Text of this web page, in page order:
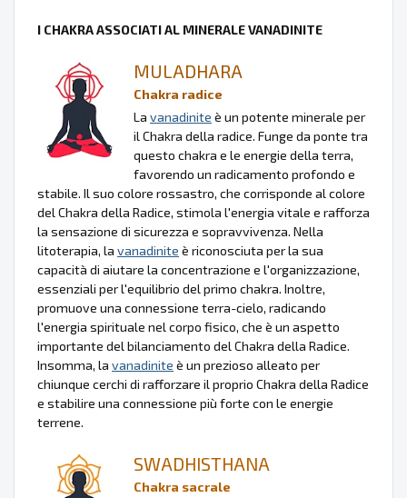
I CHAKRA ASSOCIATI AL MINERALE VANADINITE
MULADHARA
Chakra radice
La vanadinite è un potente minerale per
il Chakra della radice. Funge da ponte tra
questo chakra e le energie della terra,
favorendo un radicamento profondo e
stabile. Il suo colore rossastro, che corrisponde al colore
del Chakra della Radice, stimola l'energia vitale e rafforza
la sensazione di sicurezza e sopravvivenza. Nella
litoterapia, la vanadinite è riconosciuta per la sua
capacità di aiutare la concentrazione e l'organizzazione,
essenziali per l'equilibrio del primo chakra. Inoltre,
promuove una connessione terra-cielo, radicando
l'energia spirituale nel corpo fisico, che è un aspetto
importante del bilanciamento del Chakra della Radice.
Insomma, la vanadinite è un prezioso alleato per
chiunque cerchi di rafforzare il proprio Chakra della Radice
e stabilire una connessione più forte con le energie
terrene.
SWADHISTHANA
Chakra sacrale